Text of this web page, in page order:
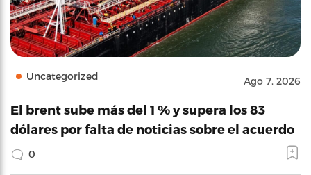
Uncategorized Ago 7, 2026
El brent sube más del 1 % y supera los 83
dólares por falta de noticias sobre el acuerdo
0